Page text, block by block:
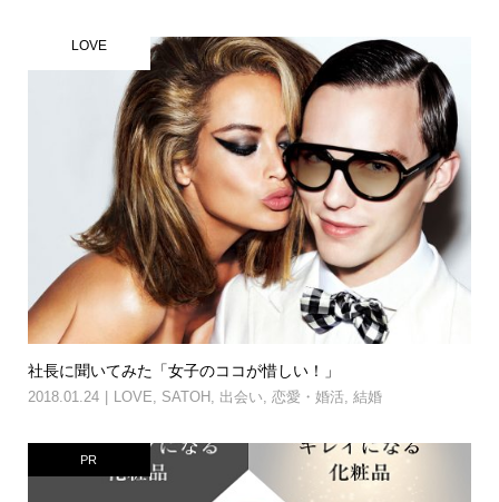
LOVE
社長に聞いてみた「女子のココが惜しい！」
2018.01.24 LOVE, SATOH , 出会い, 恋愛・婚活, 結婚
PR